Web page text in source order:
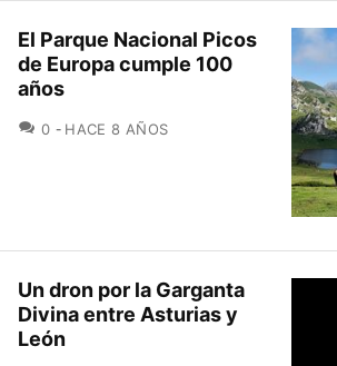
El Parque Nacional Picos
de Europa cumple 100
años
0 COMENTARIOS
HACE 8 AÑOS
Un dron por la Garganta
Divina entre Asturias y
León